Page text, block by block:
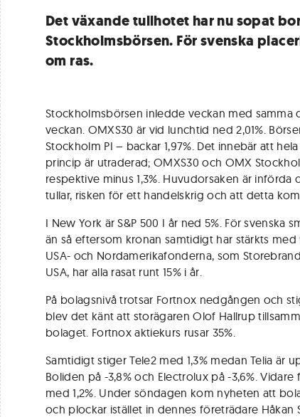
Det växande tullhotet har nu sopat
Stockholmsbörsen. För svenska
om ras.
Stockholmsbörsen inledde veckan med samma
veckan. OMXS30 är vid lunchtid ned 2,01%.
Stockholm PI – backar 1,97%. Det innebär att
princip är utraderad; OMXS30 och OMX
respektive minus 1,3%. Huvudorsaken är införda
tullar, risken för ett handelskrig och att detta
I New York är S&P 500 I år ned 5%. För svenska
än så eftersom kronan samtidigt har stärkts med
USA- och Nordamerikafonderna, som
USA, har alla rasat runt 15% i år.
På bolagsnivå trotsar Fortnox nedgången och
blev det känt att storägaren Olof Hallrup
bolaget. Fortnox aktiekurs rusar 35%.
Samtidigt stiger Tele2 med 1,3% medan Telia är
Boliden på -3,8% och Electrolux på -3,6%.
med 1,2%. Under söndagen kom nyheten att
och plockar istället in dennes företrädare Håkan